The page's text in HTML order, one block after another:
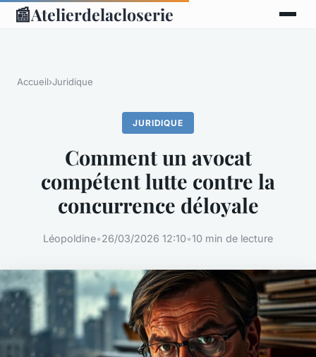
📰Atelierdelacloserie
Accueil›Juridique
JURIDIQUE
Comment un avocat
compétent lutte contre la
concurrence déloyale
Léopoldine•26/03/2026 12:10•10 min de lecture